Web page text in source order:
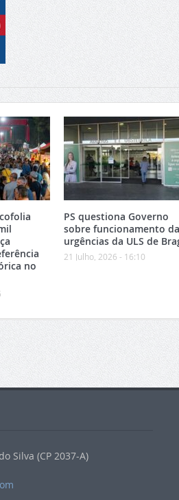
no
PS questiona Governo
sobre funcionamento
urgências da ULS de
21 Julho, 2026 - 16:10
Silva (CP 2037-A)